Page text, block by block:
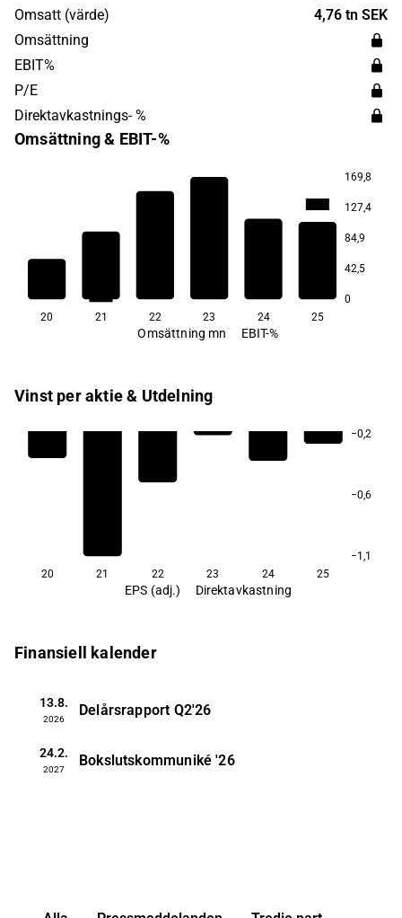
i Europa. SaveLend Group grundades år 2014 och har sitt
huvudkontor i Stockholm.
Omsatt (värde)
4,76 tn SEK
Omsättning
EBIT%
P/E
Direktavkastnings- %
Omsättning & EBIT-%
169,8
127,4
84,9
42,5
0
−14,7
20 21 22 23 24 25
Omsättning mn EBIT-%
Vinst per aktie & Utdelning
−0,2
−0,6
−1,1
20
21 22 23 24 25
EPS (adj.) Direktavkastning
Finansiell kalender
13.8.
2026
Delårsrapport Q2'26
24.2.
2027
Bokslutskommuniké '26